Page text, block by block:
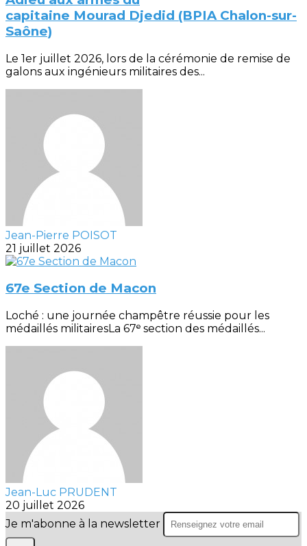
capitaine Mourad Djedid (BPIA Chalon-sur-
Saône)
Le 1er juillet 2026, lors de la cérémonie de remise de
galons aux ingénieurs militaires des...
Jean-Pierre POISOT
21 juillet 2026
67e Section de Macon
Loché : une journée champêtre réussie pour les
médaillés militairesLa 67ᵉ section des médaillés...
Jean-Luc PRUDENT
20 juillet 2026
Je m'abonne à la newsletter